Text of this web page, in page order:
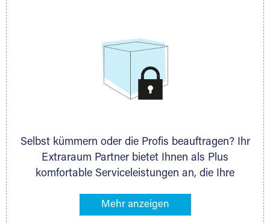
Selbst kümmern oder die Profis beauftragen? Ihr
Extraraum Partner bietet Ihnen als Plus
komfortable Serviceleistungen an, die Ihre
gehören z. B. Verpackungsservice, Lieferung von